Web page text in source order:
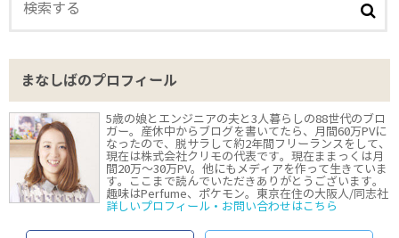
まなしばのプロフィール
5歳の娘とエンジニアの夫と3人暮らしの88世代のブロ
ガー。産休中からブログを書いてたら、月間60万PVに
なったので、脱サラして約2年間フリーランスをして、
現在は株式会社クリモの代表です。現在ままっくは月
間20万〜30万PV。他にもメディアを作って生きていま
す。ここまで読んでいただきありがとうございます。
趣味はPerfume、ポケモン。東京在住の大阪人/同志社
詳しいプロフィール・お問い合わせはこちら